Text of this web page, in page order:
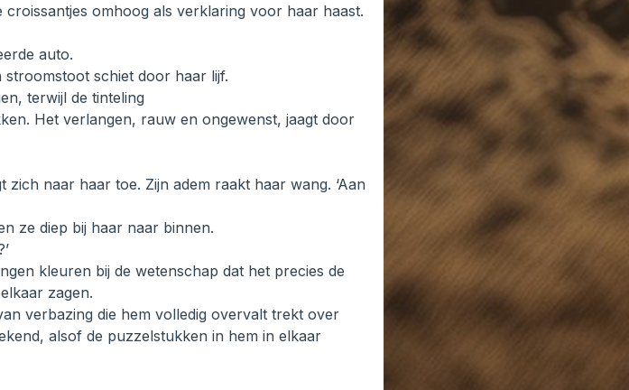
croissantjes omhoog als verklaring voor haar haast.
auto.
stroomstoot schiet door haar lijf.
terwijl de tinteling
Het verlangen, rauw en ongewenst, jaagt door
zich naar haar toe. Zijn adem raakt haar wang. ‘Aan
ze diep bij haar naar binnen.
kleuren bij de wetenschap dat het precies de
zagen.
verbazing die hem volledig overvalt trekt over
alsof de puzzelstukken in hem in elkaar